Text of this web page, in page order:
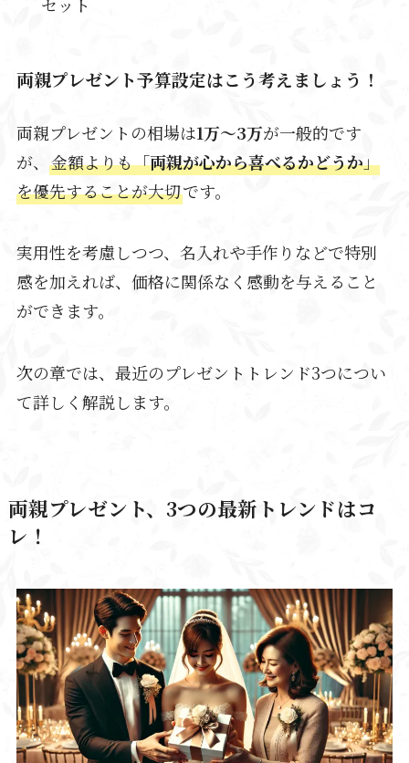
両親プレゼント予算設定はこう考えましょう！
両親プレゼントの相場は1万～3万が一般的です
が、 金額よりも「両親が心から喜べるかどうか」
を優先することが大切です。
実用性を考慮しつつ、名入れや手作りなどで特別
感を加えれば、価格に関係なく感動を与えること
ができます。
次の章では、最近のプレゼントトレンド3つについ
て詳しく解説します。
両親プレゼント、3つの最新トレンドはコ
レ！